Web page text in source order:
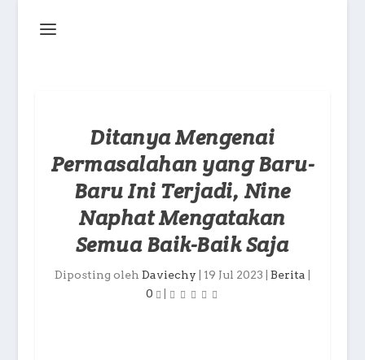
Ditanya Mengenai
Permasalahan yang Baru-
Baru Ini Terjadi, Nine
Naphat Mengatakan
Semua Baik-Baik Saja
Diposting oleh Daviechy 19 Jul 2023 Berita
0